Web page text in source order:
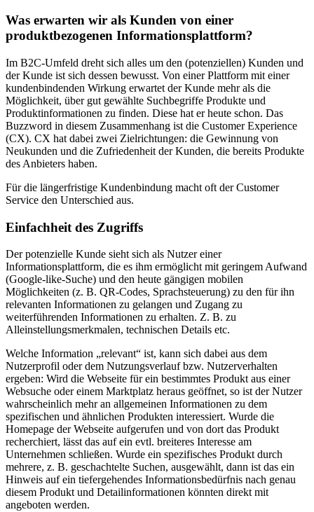
Was erwarten wir als Kunden von einer
produktbezogenen Informationsplattform?
Im B2C-Umfeld dreht sich alles um den (potenziellen) Kunden und
der Kunde ist sich dessen bewusst. Von einer Plattform mit einer
kundenbindenden Wirkung erwartet der Kunde mehr als die
Möglichkeit, über gut gewählte Suchbegriffe Produkte und
Produktinformationen zu finden. Diese hat er heute schon. Das
Buzzword in diesem Zusammenhang ist die Customer Experience
(CX). CX hat dabei zwei Zielrichtungen: die Gewinnung von
Neukunden und die Zufriedenheit der Kunden, die bereits Produkte
des Anbieters haben.
Für die längerfristige Kundenbindung macht oft der Customer
Service den Unterschied aus.
Einfachheit des Zugriffs
Der potenzielle Kunde sieht sich als Nutzer einer
Informationsplattform, die es ihm ermöglicht mit geringem Aufwand
(Google-like-Suche) und den heute gängigen mobilen
Möglichkeiten (z. B. QR-Codes, Sprachsteuerung) zu den für ihn
relevanten Informationen zu gelangen und Zugang zu
weiterführenden Informationen zu erhalten. Z. B. zu
Alleinstellungsmerkmalen, technischen Details etc.
Welche Information „relevant“ ist, kann sich dabei aus dem
Nutzerprofil oder dem Nutzungsverlauf bzw. Nutzerverhalten
ergeben: Wird die Webseite für ein bestimmtes Produkt aus einer
Websuche oder einem Marktplatz heraus geöffnet, so ist der Nutzer
wahrscheinlich mehr an allgemeinen Informationen zu dem
spezifischen und ähnlichen Produkten interessiert. Wurde die
Homepage der Webseite aufgerufen und von dort das Produkt
recherchiert, lässt das auf ein evtl. breiteres Interesse am
Unternehmen schließen. Wurde ein spezifisches Produkt durch
mehrere, z. B. geschachtelte Suchen, ausgewählt, dann ist das ein
Hinweis auf ein tiefergehendes Informationsbedürfnis nach genau
diesem Produkt und Detailinformationen könnten direkt mit
angeboten werden.